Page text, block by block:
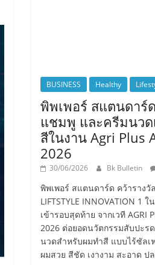
BUSINESS Healthy
พิพเพอร์ สแตนดาร์
แชมพู และครีมนว
สีในงาน Agri Plus
2026
30/06/2026 Bk Bulletin
พิพเพอร์ สแตนดาร์ด คว้ารางวั
LIFTSTYLE INNOVATION 1
เข้ารอบสุดท้าย จากเวที AGRI
2026 ต่อยอดนวัตกรรมสับปะร
นวดสำหรับผมทำสี แบบไร้ซัล
ผมสวย สีชัด เงางาม สะอาด ป